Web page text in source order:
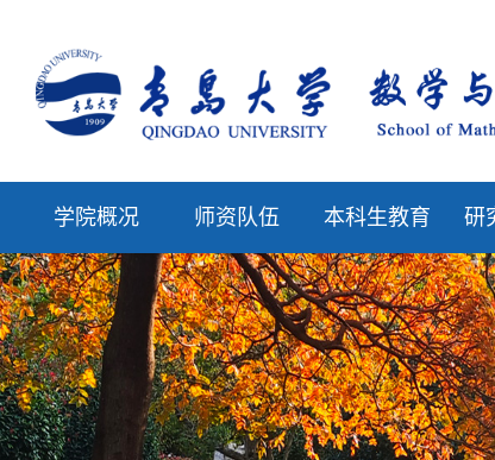
学院概况 师资队伍 本科生教育 研